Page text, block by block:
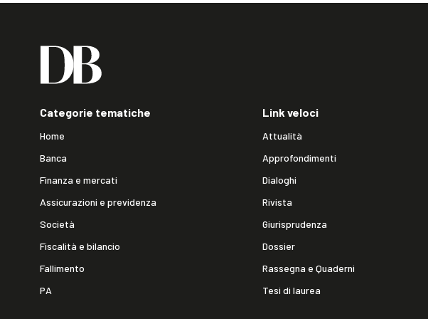
Categorie tematiche
Home
Banca
Finanza e mercati
Assicurazioni e previdenza
Società
Fiscalità e bilancio
Fallimento
PA
Link veloci
Attualità
Approfondimenti
Dialoghi
Rivista
Giurisprudenza
Dossier
Rassegna e Quaderni
Tesi di laurea